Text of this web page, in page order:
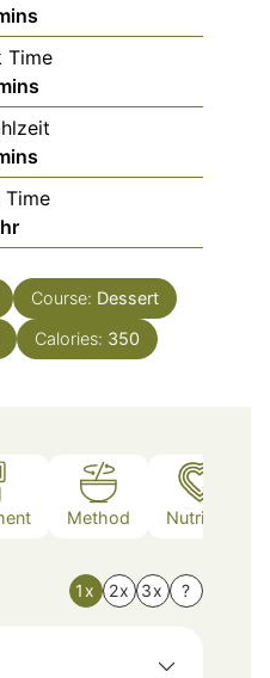
Time
Time
hour
hr
Course: Dessert
Calories: 350
Method Nutrition
1x 2x 3x ?